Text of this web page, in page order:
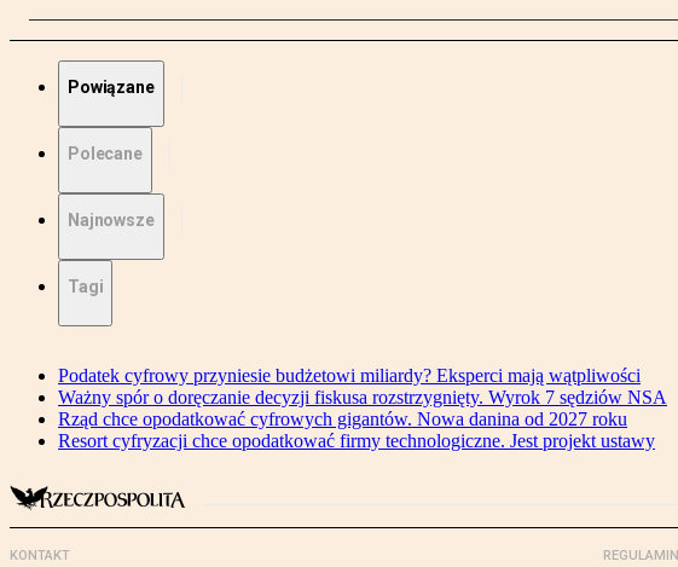
Powiązane
Polecane
Najnowsze
Tagi
Podatek cyfrowy przyniesie budżetowi miliardy? Eksperci mają wątpliwości
Ważny spór o doręczanie decyzji fiskusa rozstrzygnięty. Wyrok 7 sędziów NSA
Rząd chce opodatkować cyfrowych gigantów. Nowa danina od 2027 roku
Resort cyfryzacji chce opodatkować firmy technologiczne. Jest projekt ustawy
KONTAKT REGULAMIN